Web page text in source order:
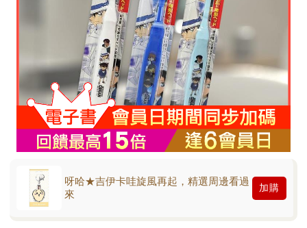
呀哈★吉伊卡哇旋風再起，精選周邊看過
來
加購